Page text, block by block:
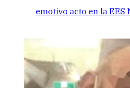
emotivo acto en la EES